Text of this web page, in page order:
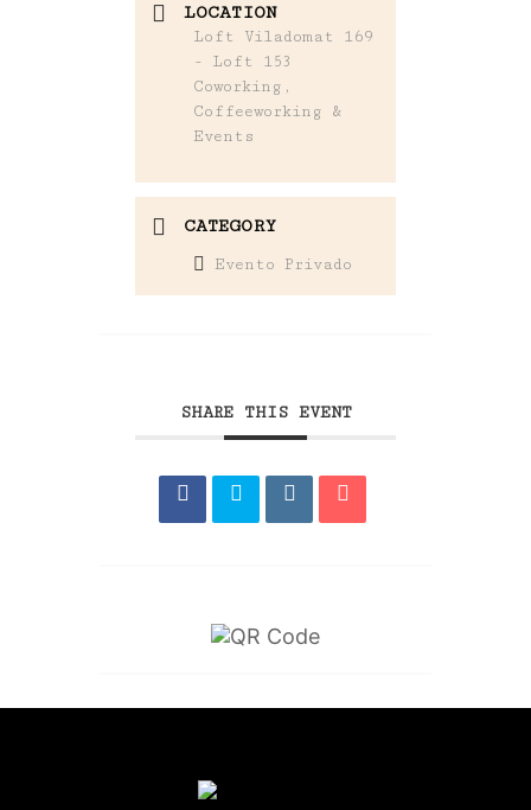
LOCATION
Loft Viladomat 169
- Loft 153
Coworking,
Coffeeworking &
Events
CATEGORY
Evento Privado
SHARE THIS EVENT